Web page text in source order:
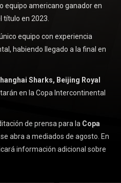
equipo americano ganador en
en 2023.
equipo con experiencia
habiendo llegado a la final en
Sharks, Beijing Royal
en la Copa Intercontinental
de prensa para la Copa
se abra a mediados de agosto. En
información adicional sobre